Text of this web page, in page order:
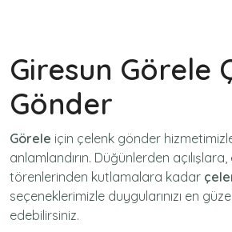
Giresun Görele
Gönder
Görele için çelenk gönder
anlamlandırın. Düğünlerden
törenlerinden kutlamalara kadar
seçeneklerimizle duygularınızı en
edebilirsiniz.